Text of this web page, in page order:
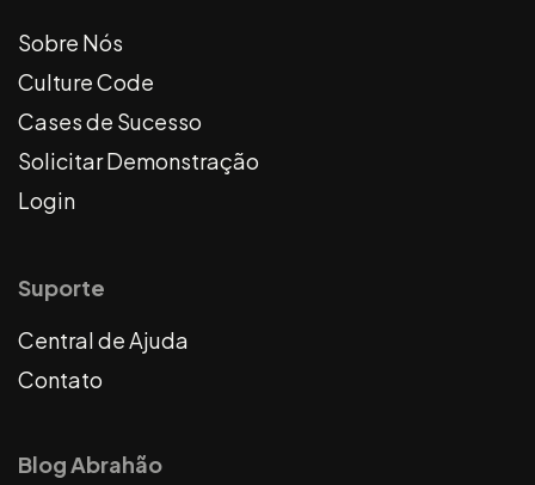
Sobre Nós
Culture Code
Cases de Sucesso
Solicitar Demonstração
Login
Suporte
Central de Ajuda
Contato
Blog Abrahão